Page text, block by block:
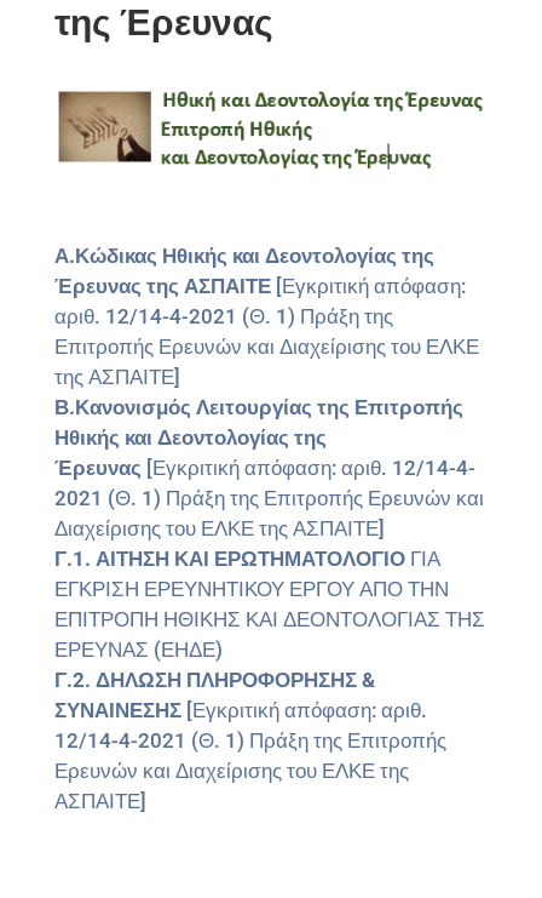
της Έρευνας
Α.Κώδικας Ηθικής και Δεοντολογίας της
Έρευνας της ΑΣΠΑΙΤΕ[Εγκριτική απόφαση:
αριθ. 12/14-4-2021 (Θ. 1) Πράξη της
Επιτροπής Ερευνών και Διαχείρισης του ΕΛΚΕ
της ΑΣΠΑΙΤΕ]
Β.Κανονισμός Λειτουργίας της Επιτροπής
Ηθικής και Δεοντολογίας της
Έρευνας [Εγκριτική απόφαση: αριθ. 12/14-4-
2021 (Θ. 1) Πράξη της Επιτροπής Ερευνών και
Διαχείρισης του ΕΛΚΕ της ΑΣΠΑΙΤΕ]
Γ.1. ΑΙΤΗΣΗ ΚΑΙ ΕΡΩΤΗΜΑΤΟΛΟΓΙΟΓΙΑ
ΕΓΚΡΙΣΗ ΕΡΕΥΝΗΤΙΚΟΥ ΕΡΓΟΥ ΑΠΟ ΤΗΝ
ΕΠΙΤΡΟΠΗ ΗΘΙΚΗΣ ΚΑΙ ΔΕΟΝΤΟΛΟΓΙΑΣ ΤΗΣ
ΕΡΕΥΝΑΣ (ΕΗΔΕ)
Γ.2. ΔΗΛΩΣΗ ΠΛΗΡΟΦΟΡΗΣΗΣ &
ΣΥΝΑΙΝΕΣΗΣ [Εγκριτική απόφαση: αριθ.
12/14-4-2021 (Θ. 1) Πράξη της Επιτροπής
Ερευνών και Διαχείρισης του ΕΛΚΕ της
ΑΣΠΑΙΤΕ]